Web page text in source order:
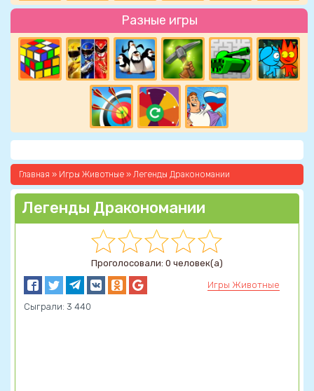
Разные игры
Главная » Игры Животные » Легенды Дракономании
Легенды Дракономании
Проголосовали: 0 человек(а)
Игры Животные
Сыграли: 3 440